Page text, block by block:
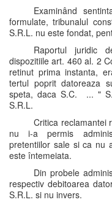
Examinând
formulate, tribunalul
S.R.L. nu este fondat,
Raportul juridic
dispozitiile art. 460 al. 2
retinut prima instanta,
tertul poprit datoreaza
speta, daca S.C. ... "
S.R.L.
Critica reclamantei
nu i-a permis
pretentiilor sale si ca nu
este întemeiata.
Din probele
respectiv debitoarea
S.R.L. si nu invers.